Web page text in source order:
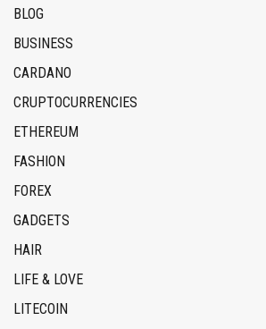
BLOG
BUSINESS
CARDANO
CRUPTOCURRENCIES
ETHEREUM
FASHION
FOREX
GADGETS
HAIR
LIFE & LOVE
LITECOIN